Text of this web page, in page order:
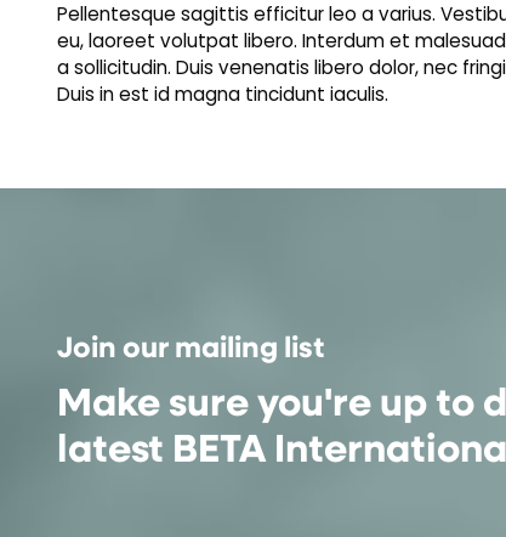
Pellentesque sagittis efficitur leo a varius.
eu, laoreet volutpat libero. Interdum et
a sollicitudin. Duis venenatis libero dolor, nec
Duis in est id magna tincidunt iaculis.
Join our mailing list
Make sure you're up to
latest BETA